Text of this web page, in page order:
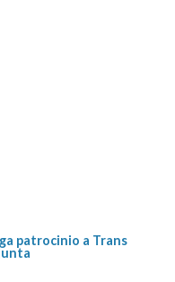
patrocinio a Trans